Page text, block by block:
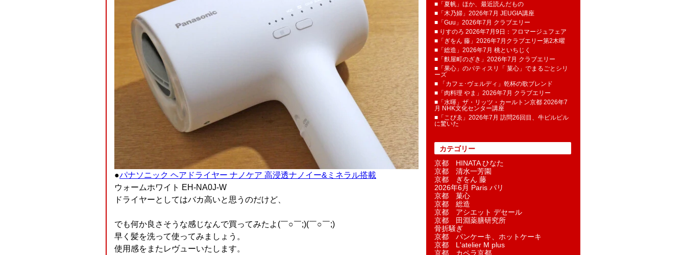
●パナソニック ヘアドライヤー ナノケア 高浸透ナノイー&ミネラル搭載
ウォームホワイト EH-NA0J-W
ドライヤーとしてはバカ高いと思うのだけど、
でも何か良さそうな感じなんで買ってみたよ(￣○￣;)(￣○￣;)
早く髪を洗って使ってみましょう。
使用感をまたレヴューいたします。
■「夏帆」ほか、最近読んだもの
■「木乃婦」2026年7月 JEUGIA講座
■「Guu」2026年7月 クラブエリー
■ りすのろ 2026年7月9日：フロマージュフェア
■「ぎをん 藤」2026年7月クラブエリー第2木曜
■「総造」2026年7月 桃といちじく
■「麩屋町のざき」2026年7月 クラブエリー
■「果心」のパティスリ「 菓​心」でまるごとシリ
ーズ
■ 「カフェ･ヴェルディ」乾杯の歌ブレンド
■「肉料理 やま」2026年7月 クラブエリー
■「水暉」ザ・リッツ・カールトン京都 2026年7
月 NHK文化センター講座
■「こぴゑ」2026年7月 訪問26回目、牛ピルピル
に驚いた
カテゴリー
京都 HINATA ひなた
京都 清水一芳園
京都 ぎをん 藤
2026年6月 Paris パリ
京都 菓​心
京都 総造
京都 アシエット デセール
京都 田淵薬膳研究所
骨折騒ぎ
京都 パンケーキ、ホットケーキ
京都 L'atelier M plus
京都 カペラ京都